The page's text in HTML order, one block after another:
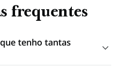
frequentes
tenho tantas